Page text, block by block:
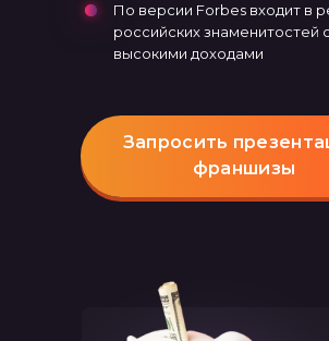
Запросить
франшизы
По версии Forbes входит в
российских знаменитостей
высокими доходами